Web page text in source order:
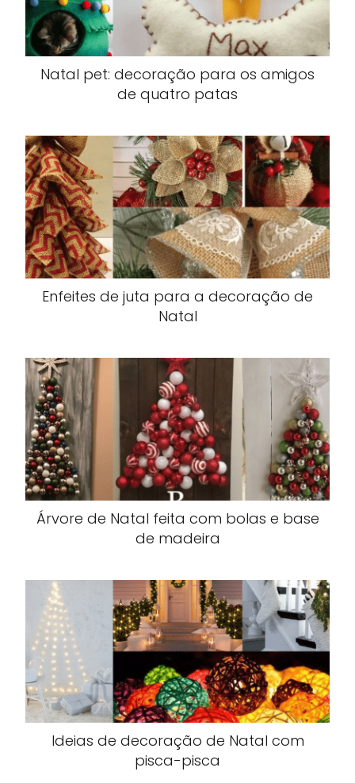
Natal pet: decoração para os amigos
de quatro patas
Enfeites de juta para a decoração de
Natal
Árvore de Natal feita com bolas e base
de madeira
Ideias de decoração de Natal com
pisca-pisca